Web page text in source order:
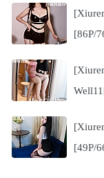
[86P/
[49P/